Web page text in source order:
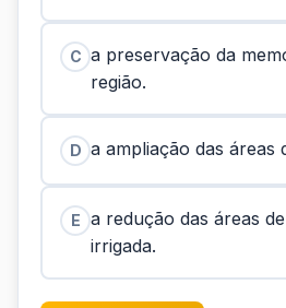
C a preservação da
região.
D a ampliação das áreas
E a redução das áreas
irrigada.